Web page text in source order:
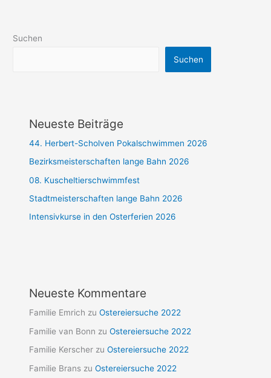
Suchen
Suchen
Neueste Beiträge
44. Herbert-Scholven Pokalschwimmen 2026
Bezirksmeisterschaften lange Bahn 2026
08. Kuscheltierschwimmfest
Stadtmeisterschaften lange Bahn 2026
Intensivkurse in den Osterferien 2026
Neueste Kommentare
Familie Emrich zuOstereiersuche 2022
Familie van Bonn zuOstereiersuche 2022
Familie Kerscher zuOstereiersuche 2022
Familie Brans zuOstereiersuche 2022